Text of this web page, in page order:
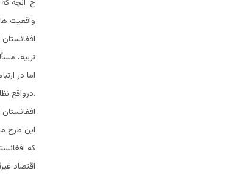
واقعیت
تربیه،
اما در
.درواقع
این طرح
که
اقتصاد